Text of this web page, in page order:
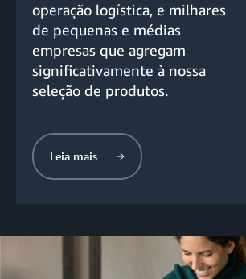
operação logística, e milhares
de pequenas e médias
empresas que agregam
significativamente à nossa
seleção de produtos.
Leia mais